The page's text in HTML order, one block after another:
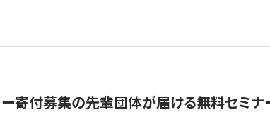
ー寄付募集の先輩団体が届ける無料セミ